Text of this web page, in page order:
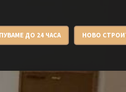
ДО 24 ЧАСА НОВО